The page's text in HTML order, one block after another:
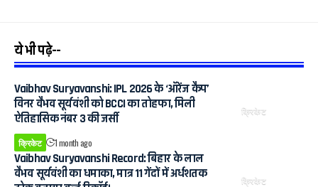
ये भी पढ़े--
क्रिकेट
Vaibhav Suryavanshi: IPL 2026 के ‘ऑरेंज कैप’
विनर वैभव सूर्यवंशी को BCCI का तोहफा, मिली
ऐतिहासिक नंबर 3 की जर्सी
क्रिकेट 1 month ago
क्रिकेट
Vaibhav Suryavanshi Record: बिहार के लाल
वैभव सूर्यवंशी का धमाका, मात्र 11 गेंदों में अर्धशतक